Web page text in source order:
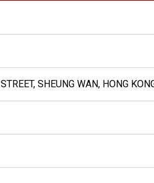
SHEUNG WAN, HONG